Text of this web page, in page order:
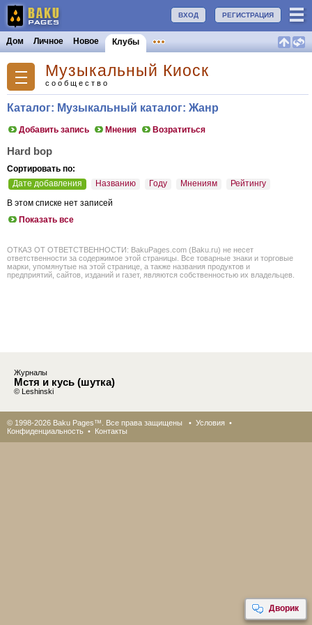
РЕГИСТРАЦИЯ
ВХОД
Дом Личное Новое Клубы
Музыкальный Киоск
сообщество
Каталог: Музыкальный каталог: Жанр
Добавить запись Мнения Возратиться
Hard bop
Сортировать по:
Дате добавления
Названию Году Мнениям
Рейтингу
В этом списке нет записей
Показать все
ОТКАЗ ОТ ОТВЕТСТВЕННОСТИ: BakuPages.com (Baku.ru) не несет
ответственности за содержимое этой страницы. Все товарные знаки и торговые
марки, упомянутые на этой странице, а также названия продуктов и
предприятий, сайтов, изданий и газет, являются собственностью их владельцев.
Дворик
Журналы
Мстя и кусь (шутка)
© Leshinski
© 1998-2026 Baku Pages™. Все права защищены • Условия •
Конфиденциальность • Контакты